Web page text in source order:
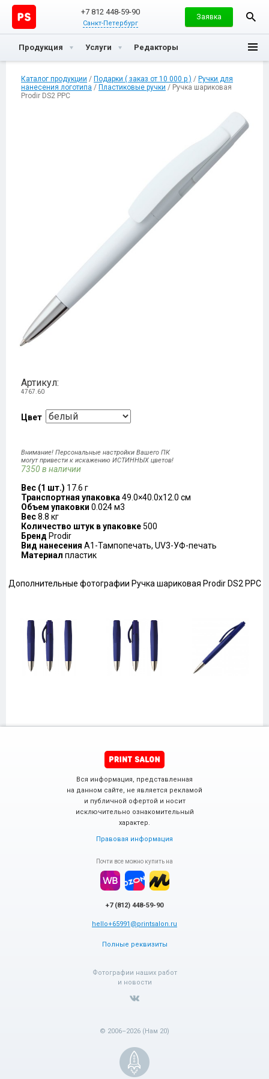
+7 812 448-59-90
Санкт-Петербург
Заявка
Продукция Услуги Редакторы
Каталог продукции / Подарки ( заказ от 10 000 р ) / Ручки для
нанесения логотипа / Пластиковые ручки / Ручка шариковая
Prodir DS2 PPC
Артикул:
4767.60
Цвет
Внимание! Персональные настройки Вашего ПК
могут привести к искажению ИСТИННЫХ цветов!
7350 в наличии
Вес (1 шт.) 17.6 г
Транспортная упаковка 49.0×40.0x12.0 см
Объем упаковки 0.024 м3
Вес8.8 кг
Количество штук в упаковке500
Бренд Prodir
Вид нанесения A1-Тампопечать, UV3-УФ-печать
Материал пластик
Дополнительные фотографии Ручка шариковая Prodir DS2 PPC
Вся информация, представленная
на данном сайте, не является рекламой
и публичной офертой и носит
исключительно ознакомительный
характер.
Правовая информация
Почти все можно купить на
+7 (812) 448-59-90
hello+65991@printsalon.ru
Полные реквизиты
Фотографии наших работ
и новости
© 2006–2026 (Нам 20)